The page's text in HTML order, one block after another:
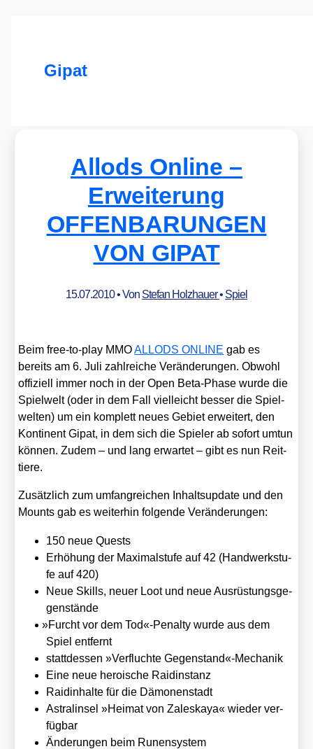
Gipat
Allods Online –
Erweiterung
OFFENBARUNGEN
VON GIPAT
15.07.2010• Von Stefan Holzhauer• Spiel
Beim free-to-play MMOALLODS ONLINE gab es
bereits am 6. Juli zahl­rei­che Ver­än­de­run­gen. Obwohl
offi­zi­ell immer noch in der Open Beta-Pha­se wur­de die
Spiel­welt (oder in dem Fall viel­leicht bes­ser die Spiel­
wel­ten) um ein kom­plett neu­es Gebiet erwei­tert, den
Kon­ti­nent Gipat, in dem sich die Spie­ler ab sofort umtun
kön­nen. Zudem – und lang erwar­tet – gibt es nun Reit­
tie­re.
Zusätz­lich zum umfang­rei­chen Inhalts­up­date und den
Mounts gab es wei­ter­hin fol­gen­de Ver­än­de­run­gen:
150 neue Quests
Erhö­hung der Maxi­mal­stu­fe auf 42 (Hand­werk­stu­
fe auf 420)
Neue Skills, neu­er Loot und neue Aus­rüs­tungs­ge­
gen­stän­de
»Furcht vor dem Tod«-Penalty wur­de aus dem
Spiel ent­fernt
statt­des­sen »Ver­fluch­te Gegenstand«-Mechanik
Eine neue heroi­sche Raid­in­stanz
Raid­in­hal­te für die Dämo­nen­stadt
Astral­in­sel »Hei­mat von Zaleska­ya« wie­der ver­
füg­bar
Ände­run­gen beim Runen­sys­tem